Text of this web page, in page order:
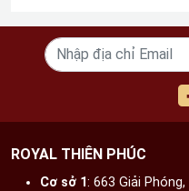
ROYAL THIÊN PHÚC
Cơ sở 1: 663 Giải